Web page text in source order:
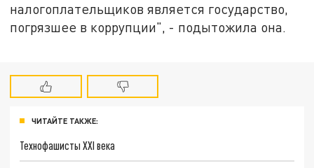
налогоплательщиков является государство,
погрязшее в коррупции", - подытожила она.
ЧИТАЙТЕ ТАКЖЕ:
Технофашисты XXI века